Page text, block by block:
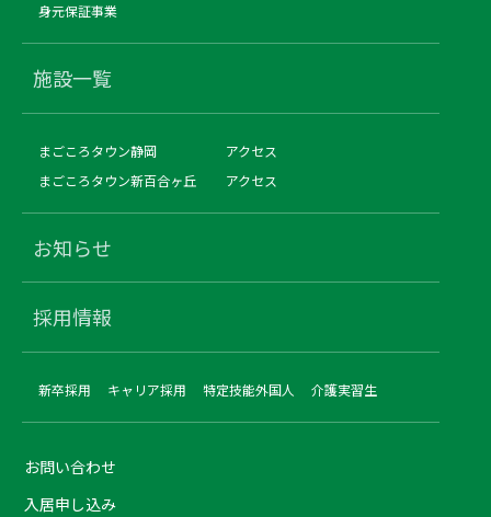
身元保証事業
施設一覧
まごころタウン静岡
アクセス
まごころタウン新百合ヶ丘
アクセス
お知らせ
採用情報
新卒採用 キャリア採用 特定技能外国人 介護実習生
お問い合わせ
入居申し込み